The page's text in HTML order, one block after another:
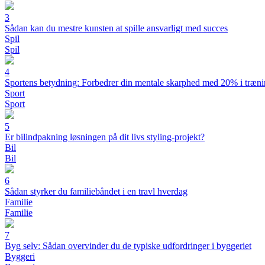
3
Sådan kan du mestre kunsten at spille ansvarligt med succes
Spil
Spil
4
Sportens betydning: Forbedrer din mentale skarphed med 20% i
Sport
Sport
5
Er bilindpakning løsningen på dit livs styling-projekt?
Bil
Bil
6
Sådan styrker du familiebåndet i en travl hverdag
Familie
Familie
7
Byg selv: Sådan overvinder du de typiske udfordringer i byggeriet
Byggeri